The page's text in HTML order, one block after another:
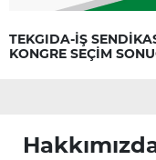
TEKGIDA-İŞ
KONGRE SEÇİM